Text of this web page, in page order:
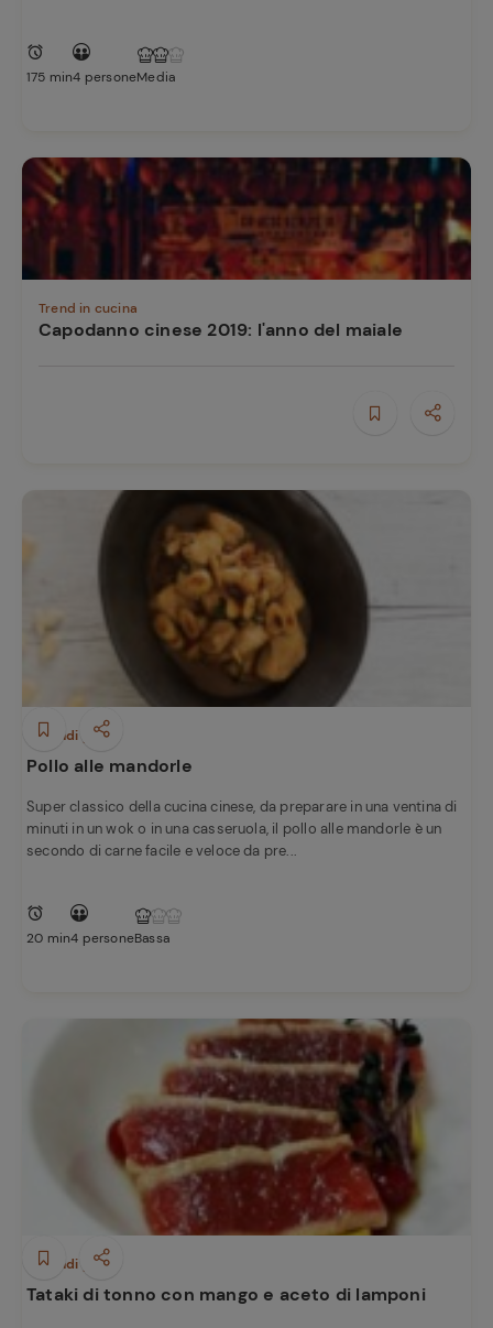
175 min4 personeMedia
Trend in cucina
Capodanno cinese 2019: l'anno del maiale
Secondi piatti
Pollo alle mandorle
Super classico della cucina cinese, da preparare in una ventina di
minuti in un wok o in una casseruola, il pollo alle mandorle è un
secondo di carne facile e veloce da pre...
20 min4 personeBassa
Secondi piatti
Tataki di tonno con mango e aceto di lamponi